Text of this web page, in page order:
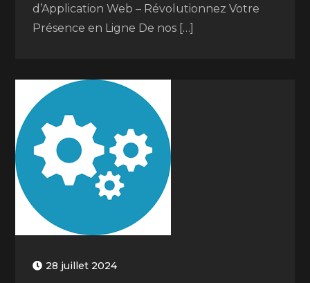
d’Application Web – Révolutionnez Votre
Présence en Ligne De nos […]
28 juillet 2024